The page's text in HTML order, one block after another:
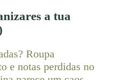
a tua
Roupa
e notas perdidas no